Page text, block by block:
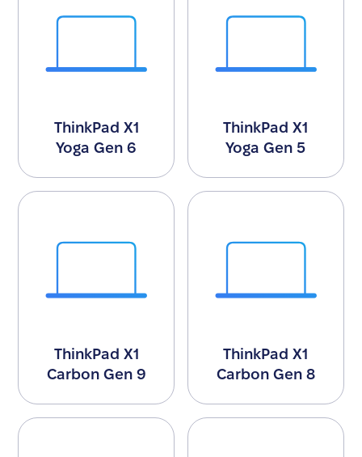
ThinkPad X1
Yoga Gen 6
ThinkPad X1
Yoga Gen 5
ThinkPad X1
Carbon Gen 9
ThinkPad X1
Carbon Gen 8